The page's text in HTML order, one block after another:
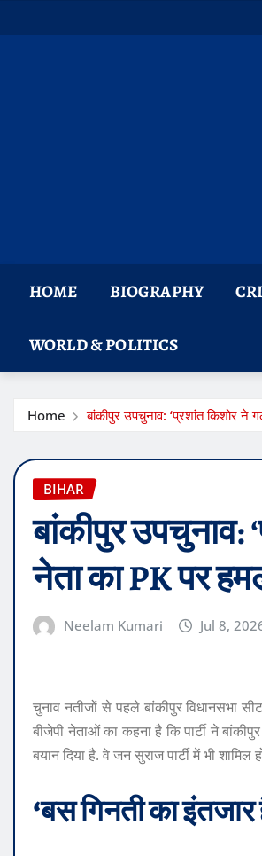
to
HOME BIOGRAPHY
WORLD & POLITICS
Home बांकीपुर उपचुनाव: ‘प्रशांत किशोर ने
BIHAR
बांकीपुर उपचुनाव:
नेता का PK पर
Neelam Kumari Jul 8,
चुनाव नतीजों से पहले बांकीपुर विधानसभा
बीजेपी नेताओं का कहना है कि पार्टी ने
बयान दिया है. वे जन सुराज पार्टी में भी शामिल
‘बस गिनती का